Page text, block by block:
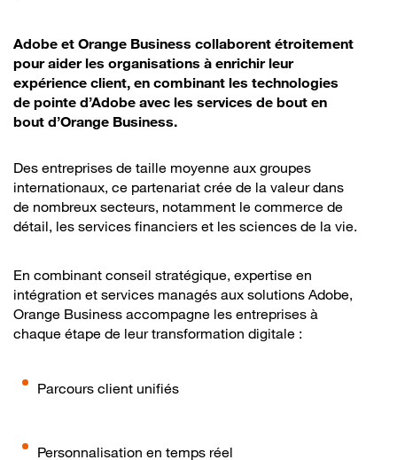
Adobe et Orange Business collaborent étroitement
pour aider les organisations à enrichir leur
expérience client, en combinant les technologies
de pointe d’Adobe avec les services de bout en
bout d’Orange Business.
Des entreprises de taille moyenne aux groupes
internationaux, ce partenariat crée de la valeur dans
de nombreux secteurs, notamment le commerce de
détail, les services financiers et les sciences de la vie.
En combinant conseil stratégique, expertise en
intégration et services managés aux solutions Adobe,
Orange Business accompagne les entreprises à
chaque étape de leur transformation digitale :
Parcours client unifiés
Personnalisation en temps réel